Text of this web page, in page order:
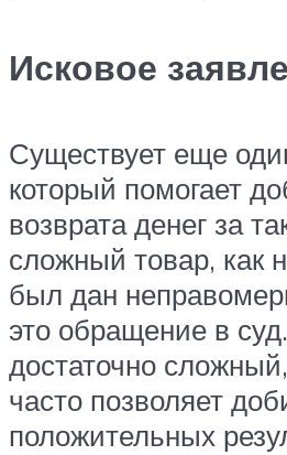
Исковое
Существует еще
который помогает
возврата денег за
сложный товар, как
был дан
это обращение в
достаточно
часто позволяет
положительных